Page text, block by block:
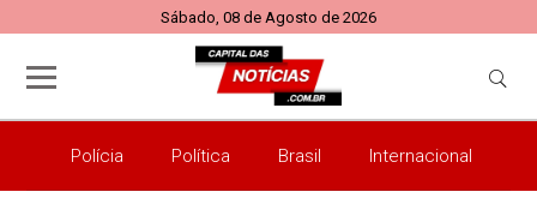
Sábado, 08 de Agosto de 2026
Polícia Política Brasil Internacional